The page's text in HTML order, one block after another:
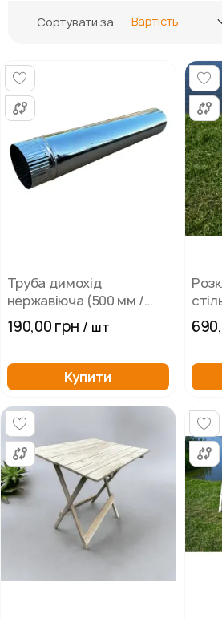
Сортувати за
Труба димохід
нержавіюча (500 мм /
Ø95 мм)
190,00 грн / шт
Купити